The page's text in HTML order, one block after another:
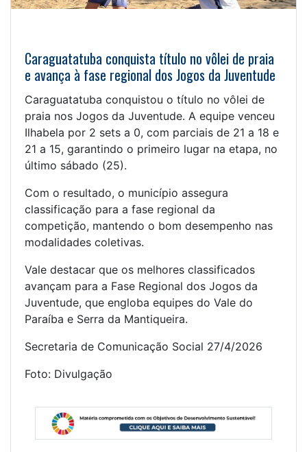
Caraguatatuba conquista título no vôlei de praia
e avança à fase regional dos Jogos da Juventude
Caraguatatuba conquistou o título no vôlei de
praia nos Jogos da Juventude. A equipe venceu
Ilhabela por 2 sets a 0, com parciais de 21 a 18 e
21 a 15, garantindo o primeiro lugar na etapa, no
último sábado (25).
Com o resultado, o município assegura
classificação para a fase regional da
competição, mantendo o bom desempenho nas
modalidades coletivas.
Vale destacar que os melhores classificados
avançam para a Fase Regional dos Jogos da
Juventude, que engloba equipes do Vale do
Paraíba e Serra da Mantiqueira.
Secretaria de Comunicação Social 27/4/2026
Foto: Divulgação